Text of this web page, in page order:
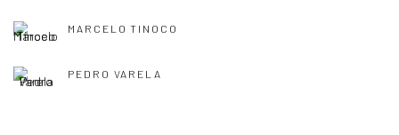
MARCELO TINOCO
PEDRO VARELA